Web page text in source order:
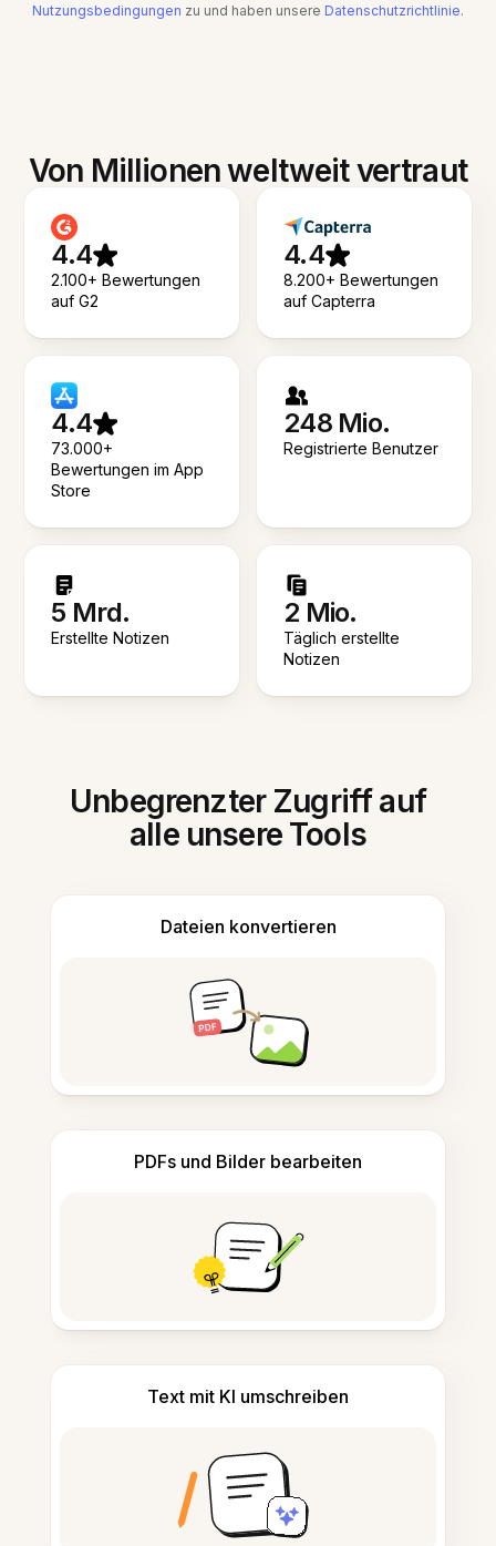
Nutzungsbedingungen zu und haben unsere Datenschutzrichtlinie.
Von Millionen weltweit vertraut
4.4
2.100+ Bewertungen
auf G2
4.4
8.200+ Bewertungen
auf Capterra
4.4
73.000+
Bewertungen im App
Store
248 Mio.
Registrierte Benutzer
5 Mrd.
Erstellte Notizen
2 Mio.
Täglich erstellte
Notizen
Unbegrenzter Zugriff auf
alle unsere Tools
Dateien konvertieren
PDFs und Bilder bearbeiten
Text mit KI umschreiben